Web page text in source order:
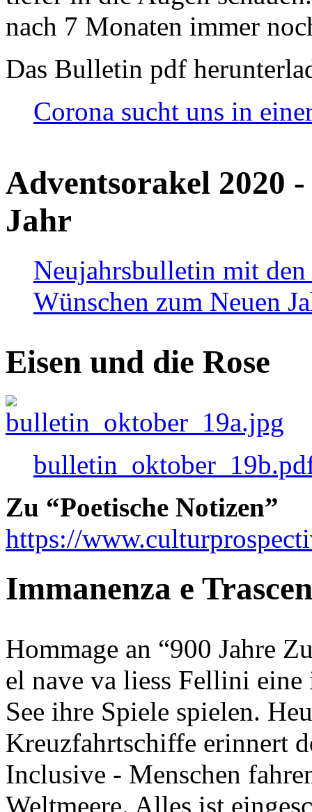
nach 7 Monaten immer
Das Bulletin pdf
Corona sucht uns in
Adventsorakel 2020
Jahr
Neujahrsbulletin mit den
Wünschen zum Neuen
Eisen und die Rose
Zu “Poetische Notizen”
https://
Immanenza e
Hommage an “900 Jahre
el nave va liess Fellini
See ihre Spiele spielen.
Kreuzfahrtschiffe erinnert
Inclusive - Menschen
Weltmeere. Alles ist